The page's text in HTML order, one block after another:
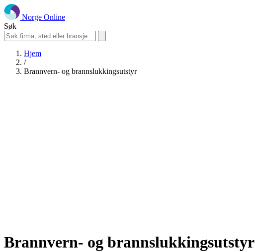
Norge Online
Søk
Hjem
/
Brannvern- og brannslukkingsutstyr
Brannvern- og brannslukkingsutstyr